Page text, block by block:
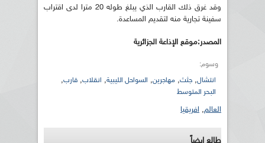
وقد غرق ذلك القارب الذي يبلغ طوله 20 مترا لدى اقتراب
سفينة تجارية منه لتقديم المساعدة.
المصدر:موقع الإذاعة الجزائرية
وسوم:
انتشال, جثث, مهاجرين, السواحل الليبية, انقلاب, قارب,
البحر المتوسط
العالم, افريقيا
طالع ايضاً